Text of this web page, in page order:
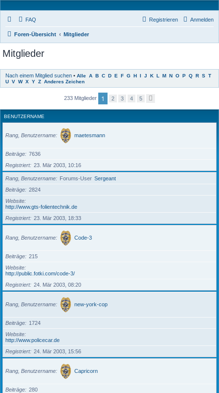
FAQ Anmelden
Registrieren
Foren-Übersicht Mitglieder
Mitglieder
Nach einem Mitglied suchen • Alle A B C D E F G H I J K L M N O P Q R S T
U V W X Y Z Anderes Zeichen
233 Mitglieder 1 2 3 4 5
c
s
BENUTZERNAME
Rang, Benutzername maetesmann
Beiträge
7636
Registriert
23. Mär 2003, 10:16
Rang, Benutzername Forums-User Sergeant
Beiträge
2824
Website
http://www.gts-folientechnik.de
Registriert
23. Mär 2003, 18:33
Rang, Benutzername Code-3
Beiträge
215
Website
http://public.fotki.com/code-3/
Registriert
24. Mär 2003, 08:20
Rang, Benutzername new-york-cop
Beiträge
1724
Website
http://www.policecar.de
Registriert
24. Mär 2003, 15:56
Rang, Benutzername Capricorn
Beiträge
280